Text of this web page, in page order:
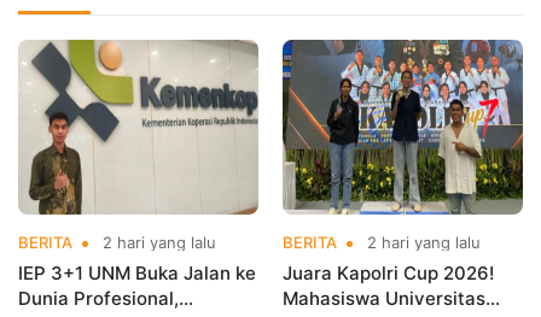
BERITA 2 hari yang lalu
IEP 3+1 UNM Buka Jalan ke
Dunia Profesional,
BERITA 2 hari yang lalu
Juara Kapolri Cup 2026!
Mahasiswa Universitas